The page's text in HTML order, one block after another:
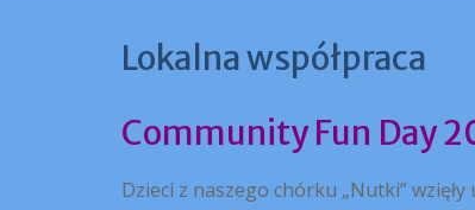
Lokalna współpraca
Community Fun Day
Dzieci z naszego chórku „Nutki”